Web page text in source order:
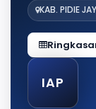
KAB. PIDIE
IAP